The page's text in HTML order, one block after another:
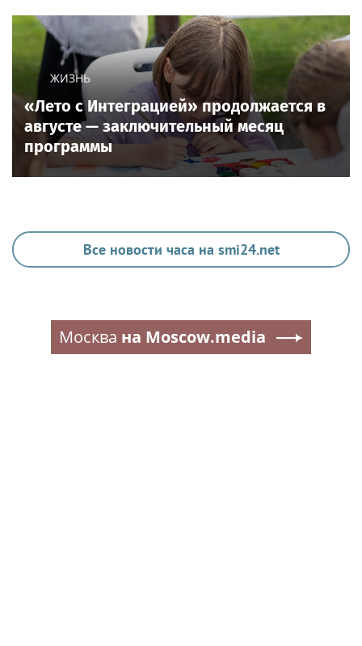
ЖИЗНЬ
«Лето с Интеграцией» продолжается в
августе — заключительный месяц
программы
Все новости часа на smi24.net
Москва на Moscow.media